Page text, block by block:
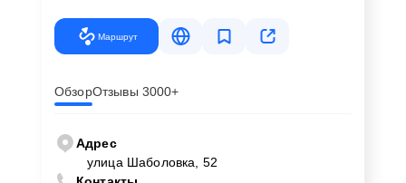
Маршрут
ОбзорОтзывы 3000+
Адрес
улица Шаболовка, 52